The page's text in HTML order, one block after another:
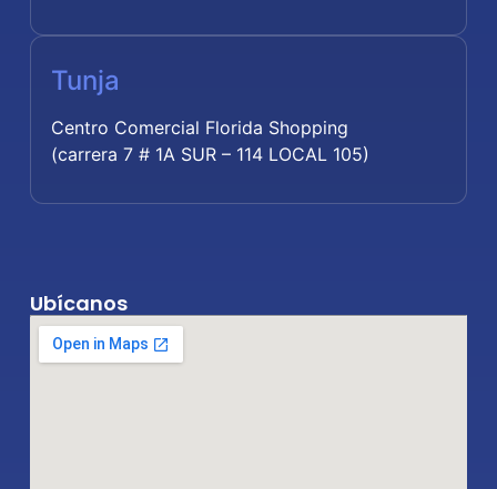
Tunja
Centro Comercial Florida Shopping
(carrera 7 # 1A SUR – 114 LOCAL 105)
Ubícanos